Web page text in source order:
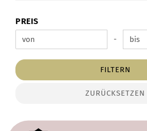
PREIS
PREIS
Preis bis -
FILTERN
ZURÜCKSETZEN